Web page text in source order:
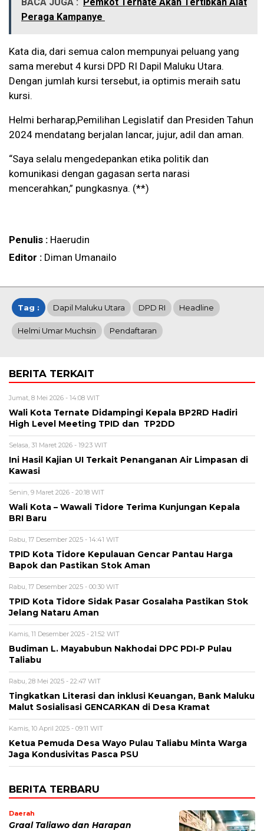
BACA JUGA :
Pemkot Ternate Akan Tertibkan Alat
Peraga Kampanye
Kata dia, dari semua calon mempunyai peluang yang
sama merebut 4 kursi DPD RI Dapil Maluku Utara.
Dengan jumlah kursi tersebut, ia optimis meraih satu
kursi.
Helmi berharap,Pemilihan Legislatif dan Presiden Tahun
2024 mendatang berjalan lancar, jujur, adil dan aman.
“Saya selalu mengedepankan etika politik dan
komunikasi dengan gagasan serta narasi
mencerahkan,” pungkasnya. (**)
Penulis : Haerudin
Editor : Diman Umanailo
Tag : Dapil Maluku Utara DPD RI Headline
Helmi Umar Muchsin Pendaftaran
BERITA TERKAIT
Jumat, 8 Mei 2026 - 14:08 WIT
Wali Kota Ternate Didampingi Kepala BP2RD Hadiri
High Level Meeting TPID dan TP2DD
Selasa, 31 Maret 2026 - 19:23 WIT
Ini Hasil Kajian UI Terkait Penanganan Air Limpasan di
Kawasi
Senin, 9 Maret 2026 - 20:18 WIT
Wali Kota – Wawali Tidore Terima Kunjungan Kepala
BRI Baru
Rabu, 17 Desember 2025 - 14:41 WIT
TPID Kota Tidore Kepulauan Gencar Pantau Harga
Bapok dan Pastikan Stok Aman
Rabu, 17 Desember 2025 - 00:30 WIT
TPID Kota Tidore Sidak Pasar Gosalaha Pastikan Stok
Jelang Nataru Aman
Kamis, 11 Desember 2025 - 21:52 WIT
Budiman L. Mayabubun Nakhodai DPC PDI-P Pulau
Taliabu
Rabu, 28 Mei 2025 - 22:47 WIT
Tingkatkan Literasi dan inklusi Keuangan, Bank Maluku
Malut Sosialisasi GENCARKAN di Desa Kramat
Kamis, 10 April 2025 - 09:11 WIT
Ketua Pemuda Desa Wayo Pulau Taliabu Minta Warga
Jaga Kondusivitas Pasca PSU
BERITA TERBARU
Daerah
Graal Taliawo dan Harapan